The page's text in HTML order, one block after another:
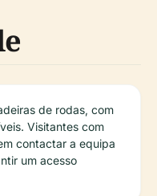
de rodas, com
Visitantes com
contactar a equipa
um acesso